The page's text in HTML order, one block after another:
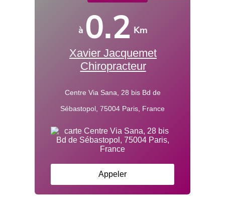
à 0.2 Km
Xavier Jacquemet
Chiropracteur
Centre Via Sana, 28 bis Bd de
Sébastopol, 75004 Paris, France
Appeler